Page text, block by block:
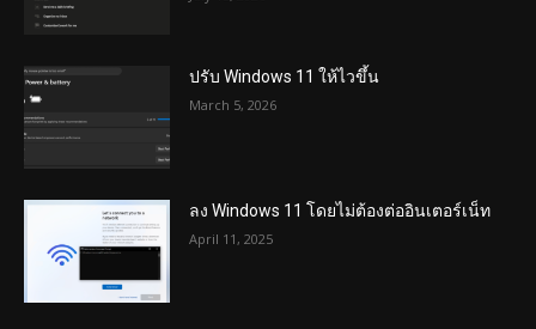
ปรับ Windows 11 ให้ไวขึ้น
March 5, 2026
ลง Windows 11 โดยไม่ต้องต่ออินเตอร์เน็ท
April 11, 2025